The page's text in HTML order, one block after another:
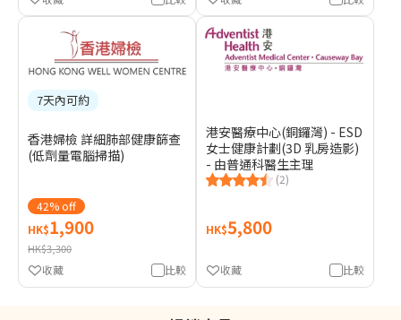
7天內可約
香港婦檢 詳細肺部健康篩查
(低劑量電腦掃描)
42% off
HK$1,900
HK$3,300
比較
收藏
港安醫療中心(銅鑼灣) - ESD
女士健康計劃(3D 乳房造影)
- 由普通科醫生主理
(2)
HK$5,800
比較
收藏